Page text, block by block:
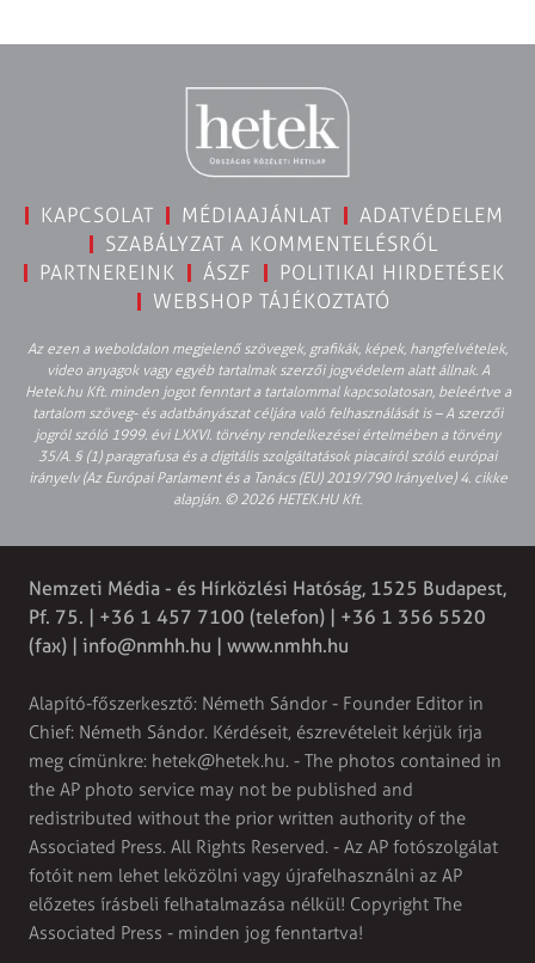
KAPCSOLAT MÉDIAAJÁNLAT
ADATVÉDELEM
SZABÁLYZAT A KOMMENTELÉSRŐL
PARTNEREINK
ÁSZF
POLITIKAI HIRDETÉSEK
WEBSHOP TÁJÉKOZTATÓ
Az ezen a weboldalon megjelenő szövegek, grafikák, képek, hangfelvételek,
video anyagok vagy egyéb tartalmak szerzői jogvédelem alatt állnak. A
Hetek.hu Kft. minden jogot fenntart a tartalommal kapcsolatosan, beleértve a
tartalom szöveg- és adatbányászat céljára való felhasználását is – A szerzői
jogról szóló 1999. évi LXXVI. törvény rendelkezései értelmében a törvény
35/A. § (1) paragrafusa és a digitális szolgáltatások piacairól szóló európai
irányelv (Az Európai Parlament és a Tanács (EU) 2019/790 Irányelve) 4. cikke
alapján. © 2026 HETEK.HU Kft.
Nemzeti Média - és Hírközlési Hatóság, 1525 Budapest,
Pf. 75. | +36 1 457 7100 (telefon) | +36 1 356 5520
(fax) | info@nmhh.hu | www.nmhh.hu
Alapító-főszerkesztő: Németh Sándor - Founder Editor in
Chief: Németh Sándor. Kérdéseit, észrevételeit kérjük írja
meg címünkre: hetek@hetek.hu. - The photos contained in
the AP photo service may not be published and
redistributed without the prior written authority of the
Associated Press. All Rights Reserved. - Az AP fotószolgálat
fotóit nem lehet leközölni vagy újrafelhasználni az AP
előzetes írásbeli felhatalmazása nélkül! Copyright The
Associated Press - minden jog fenntartva!